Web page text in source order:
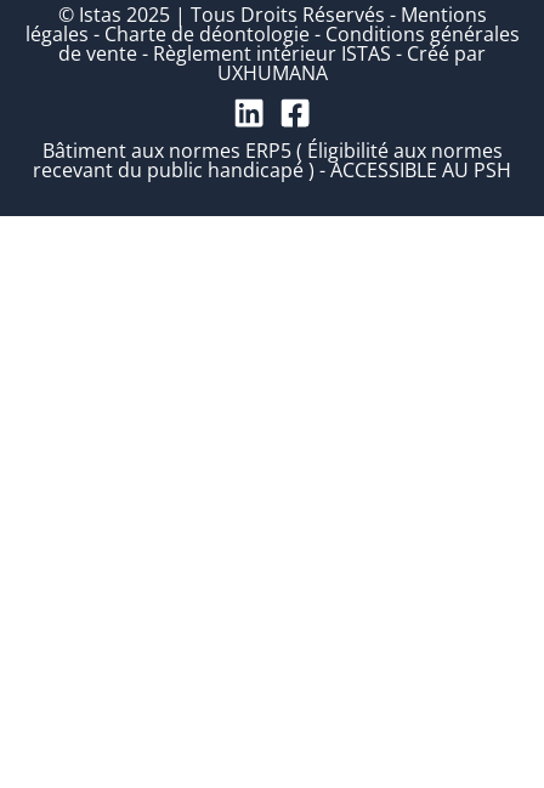
© Istas 2025 | Tous Droits Réservés - Mentions
légales - Charte de déontologie- Conditions générales
de vente- Règlement intérieur ISTAS - Créé par
UXHUMANA
Bâtiment aux normes ERP5 ( Éligibilité aux normes
recevant du public handicapé ) - ACCESSIBLE AU PSH